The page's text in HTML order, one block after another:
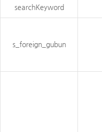
searchKeyword
s_foreign_gubun